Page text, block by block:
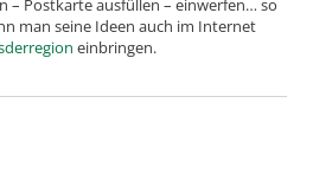
man seine Ideen auch im Internet
einbringen.